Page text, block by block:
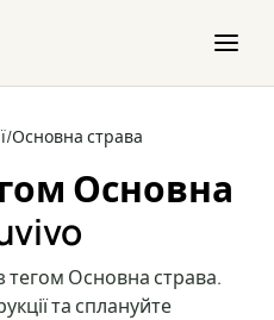
/Основна страва
Основна
тегом Основна страва.
та сплануйте